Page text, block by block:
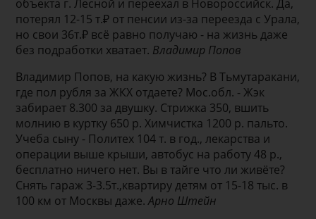
объекта г. Лесной и переехал в Новороссийск. Да,
потерял 12-15 т.₽ от пенсии из-за переезда с Урала,
но свои 36т.₽ всё равно получаю - на жизнь даже
без подработки хватает. Владимир Попов
Владимир Попов, на какую жизнь? В Тьмутаракани,
где пол рубля за ЖКХ отдаете? Мос.обл. - Жэк
забирает 8.300 за двушку. Стрижка 350, вшить
молнию в куртку 650 р. Химчистка 1200 р. пальто.
Учеба сыну - Политех 104 т. в год., лекарства и
операции выше крыши, автобус на работу 48 р.,
бесплатно ничего нет. Вы в тайге что ли живёте?
Снять гараж 3-3.5т.,квартиру детям от 15-18 тыс. в
100 км от Москвы даже.Арно Штейн